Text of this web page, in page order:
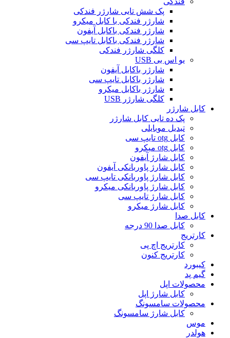
پک شش تایی شارژر فندکی
شارژر فندکی با کابل میکرو
شارژر فندکی باکابل آیفون
شارژر فندکی باکابل تایپ سی
کلگی شارژر فندکی
یو اس بی USB
شارژر باکابل آیفون
شارژر باکابل تایپ سی
شارژر باکابل میکرو
کلگی شارژر USB
کابل شارژر
پک ده تایی کابل شارژر
تبدیل موبایلی
کابل otg تایپ سی
کابل otg میکرو
کابل شارژ آیفون
کابل شارژ پاوربانکی آیفون
کابل شارژ پاوربانکی تایپ سی
کابل شارژ پاوربانکی میکرو
کابل شارژ تایپ سی
کابل شارژ میکرو
کابل صدا
کابل صدا 90 درجه
کارتریج
کارتریج اچ پی
کارتریج کنون
کیبورد
گیم پد
محصولات اپل
کابل شارژ اپل
محصولات سامسونگ
کابل شارژ سامسونگ
موس
هولدر